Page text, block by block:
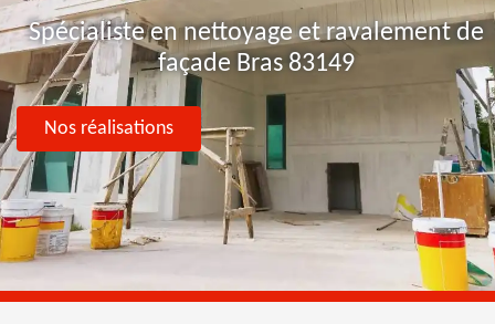
Spécialiste en nettoyage et ravalement de
façade Bras 83149
Nos réalisations